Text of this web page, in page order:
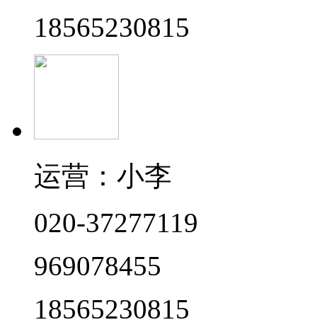
18565230815
运营：小李
020-37277119
969078455
18565230815